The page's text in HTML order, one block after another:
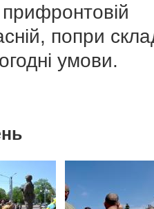
попри
умови.